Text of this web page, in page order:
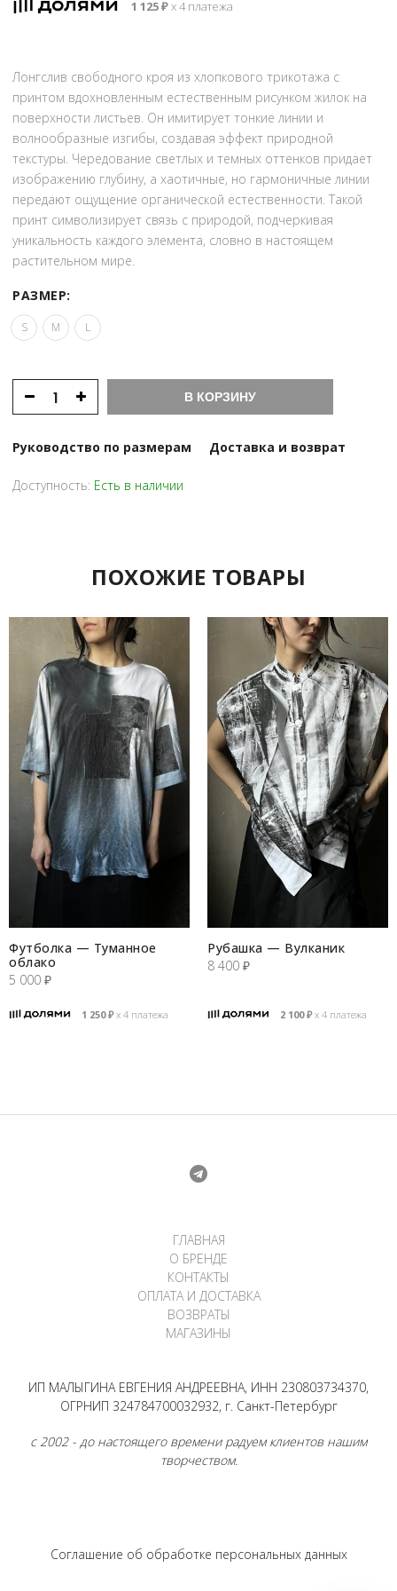
6
1 125₽х 4 платежа
Лонгслив свободного кроя из хлопкового трикотажа с
принтом вдохновленным естественным рисунком жилок на
поверхности листьев. Он имитирует тонкие линии и
волнообразные изгибы, создавая эффект природной
текстуры. Чередование светлых и темных оттенков придает
изображению глубину, а хаотичные, но гармоничные линии
передают ощущение органической естественности. Такой
принт символизирует связь с природой, подчеркивая
уникальность каждого элемента, словно в настоящем
растительном мире.
РАЗМЕР:
S M L
В КОРЗИНУ
Руководство по размерам Доставка и возврат
Доступность: Есть в наличии
ПОХОЖИЕ ТОВАРЫ
Футболка — Туманное
облако
5 000 ₽
1 250₽х 4 платежа
Рубашка — Вулканик
8 400 ₽
2 100₽х 4 платежа
ГЛАВНАЯ
О БРЕНДЕ
КОНТАКТЫ
ОПЛАТА И ДОСТАВКА
ВОЗВРАТЫ
МАГАЗИНЫ
ИП МАЛЫГИНА ЕВГЕНИЯ АНДРЕЕВНА, ИНН 230803734370,
ОГРНИП 324784700032932, г. Санкт-Петербург
с 2002 - до настоящего времени радуем клиентов нашим
творчеством.
Соглашение об обработке персональных данных